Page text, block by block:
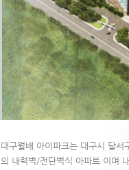
대구월배 아이파크는 대구시 달
의 내력벽/전단벽식 아파트 이며